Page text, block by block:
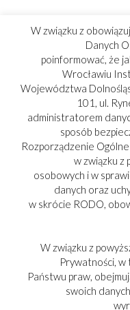
W związku z
Danych
poinformować, że
Wrocławiu
Województwa
101, ul.
administratorem
sposób
Rozporządzenie
w związku z
osobowych i w
danych oraz
w skrócie RODO,
W związku z
Prywatności, w
Państwu praw,
swoich